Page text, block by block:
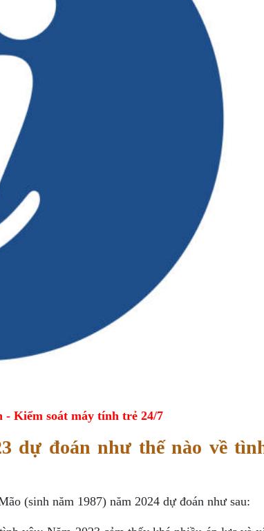
- Kiểm soát máy tính trẻ 24/7
dự đoán như thế nào về
(sinh năm 1987) năm 2024 dự đoán như sau: